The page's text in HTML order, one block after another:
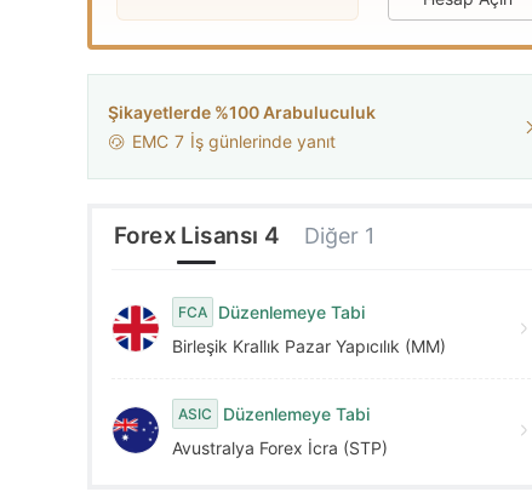
3
4
5
6
7
8
9
4
5
6
7
8
Şikayetlerde %100 Arabuluculuk
EMC 7 İş günlerinde yanıt
Forex Lisansı 4 Diğer 1
FCA
Düzenlemeye Tabi
Birleşik Krallık Pazar Yapıcılık (MM)
ASIC
Düzenlemeye Tabi
Avustralya Forex İcra (STP)
WikiFX Survey